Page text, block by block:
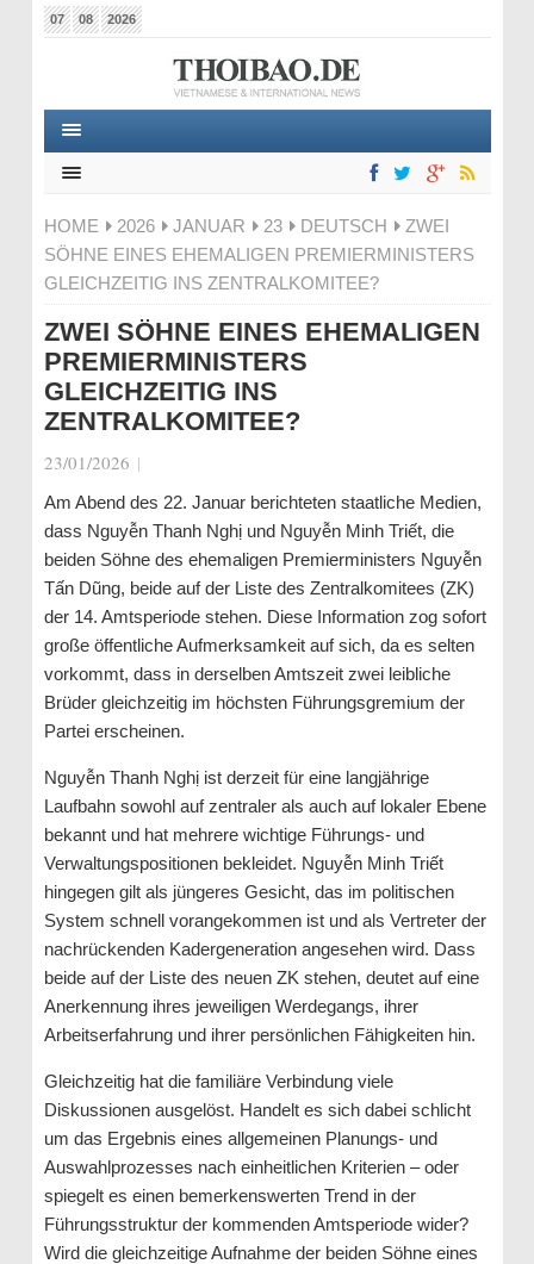
07 08 2026
HOME 2026 JANUAR 23 DEUTSCH
ZWEI
SÖHNE EINES EHEMALIGEN PREMIERMINISTERS
GLEICHZEITIG INS ZENTRALKOMITEE?
ZWEI SÖHNE EINES EHEMALIGEN
PREMIERMINISTERS
GLEICHZEITIG INS
ZENTRALKOMITEE?
23/01/2026 |
Am Abend des 22. Januar berichteten staatliche Medien,
dass Nguyễn Thanh Nghị und Nguyễn Minh Triết, die
beiden Söhne des ehemaligen Premierministers Nguyễn
Tấn Dũng, beide auf der Liste des Zentralkomitees (ZK)
der 14. Amtsperiode stehen. Diese Information zog sofort
große öffentliche Aufmerksamkeit auf sich, da es selten
vorkommt, dass in derselben Amtszeit zwei leibliche
Brüder gleichzeitig im höchsten Führungsgremium der
Partei erscheinen.
Nguyễn Thanh Nghị ist derzeit für eine langjährige
Laufbahn sowohl auf zentraler als auch auf lokaler Ebene
bekannt und hat mehrere wichtige Führungs- und
Verwaltungspositionen bekleidet. Nguyễn Minh Triết
hingegen gilt als jüngeres Gesicht, das im politischen
System schnell vorangekommen ist und als Vertreter der
nachrückenden Kadergeneration angesehen wird. Dass
beide auf der Liste des neuen ZK stehen, deutet auf eine
Anerkennung ihres jeweiligen Werdegangs, ihrer
Arbeitserfahrung und ihrer persönlichen Fähigkeiten hin.
Gleichzeitig hat die familiäre Verbindung viele
Diskussionen ausgelöst. Handelt es sich dabei schlicht
um das Ergebnis eines allgemeinen Planungs- und
Auswahlprozesses nach einheitlichen Kriterien – oder
spiegelt es einen bemerkenswerten Trend in der
Führungsstruktur der kommenden Amtsperiode wider?
Wird die gleichzeitige Aufnahme der beiden Söhne eines